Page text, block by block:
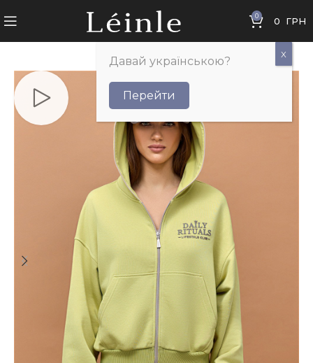
0 0 ГРН
Давай українською?
Перейти